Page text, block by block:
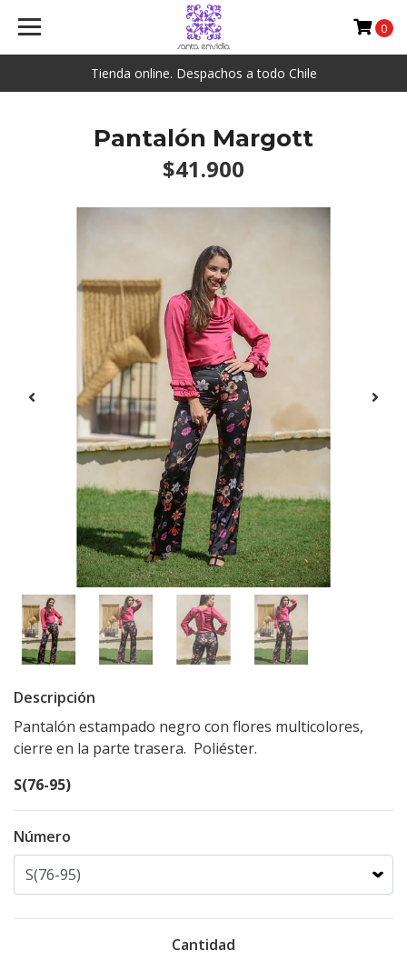
Tienda online. Despachos a todo Chile
0
Pantalón Margott
$41.900
Descripción
Pantalón estampado negro con flores multicolores,
cierre en la parte trasera. Poliéster.
S(76-95)
Número
Cantidad